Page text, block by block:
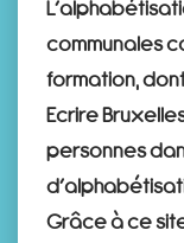
communales
formation,
Ecrire
personnes
Grâce à ce